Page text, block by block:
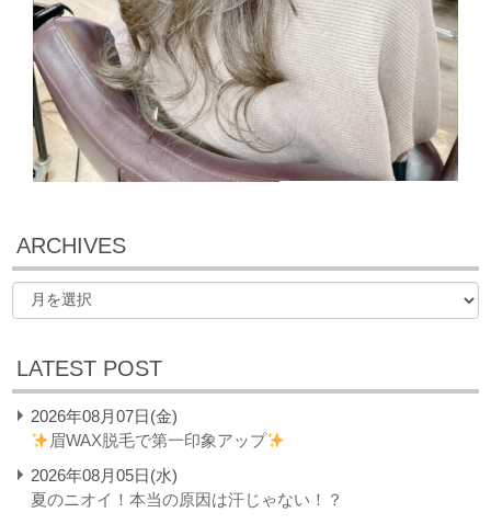
ARCHIVES
LATEST POST
2026年08月07日(金)
眉WAX脱毛で第一印象アップ
2026年08月05日(水)
夏のニオイ！本当の原因は汗じゃない！？